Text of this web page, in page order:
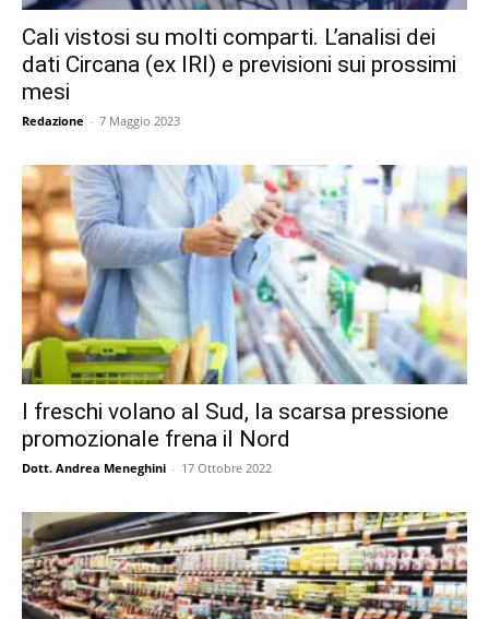
Cali vistosi su molti comparti. L’analisi dei
dati Circana (ex IRI) e previsioni sui prossimi
mesi
Redazione - 7 Maggio 2023
I freschi volano al Sud, la scarsa pressione
promozionale frena il Nord
Dott. Andrea Meneghini - 17 Ottobre 2022